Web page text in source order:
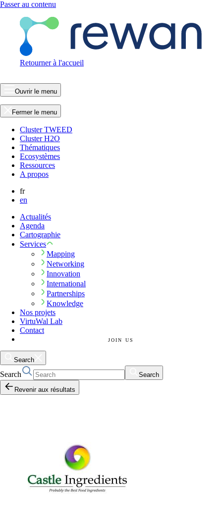
Passer au contenu
Retourner à l'accueil
Ouvrir le menu
Fermer le menu
Cluster TWEED
Cluster H2O
Thématiques
Ecosystèmes
Ressources
A propos
fr
en
Actualités
Agenda
Cartographie
Services
Mapping
Networking
Innovation
International
Partnerships
Knowledge
Nos projets
VirtuWal Lab
Contact
JOIN US
Search
Search
Search
Revenir aux résultats